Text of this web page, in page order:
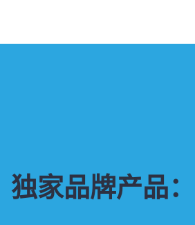
独家品牌产品